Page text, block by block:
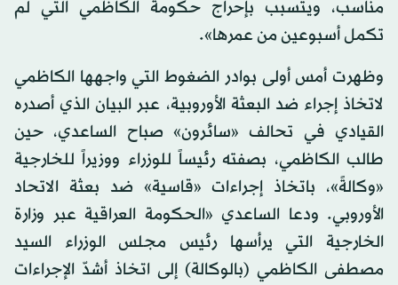
مناسب، ويتسبب بإحراج حكومة الكاظمي التي لم
تكمل أسبوعين من عمرها».
وظهرت أمس أولى بوادر الضغوط التي واجهها الكاظمي
لاتخاذ إجراء ضد البعثة الأوروبية، عبر البيان الذي أصدره
القيادي في تحالف «سائرون» صباح الساعدي، حين
طالب الكاظمي، بصفته رئيساً للوزراء ووزيراً للخارجية
«وكالةً»، باتخاذ إجراءات «قاسية» ضد بعثة الاتحاد
الأوروبي. ودعا الساعدي «الحكومة العراقية عبر وزارة
الخارجية التي يرأسها رئيس مجلس الوزراء السيد
مصطفى الكاظمي (بالوكالة) إلى اتخاذ أشدّ الإجراءات